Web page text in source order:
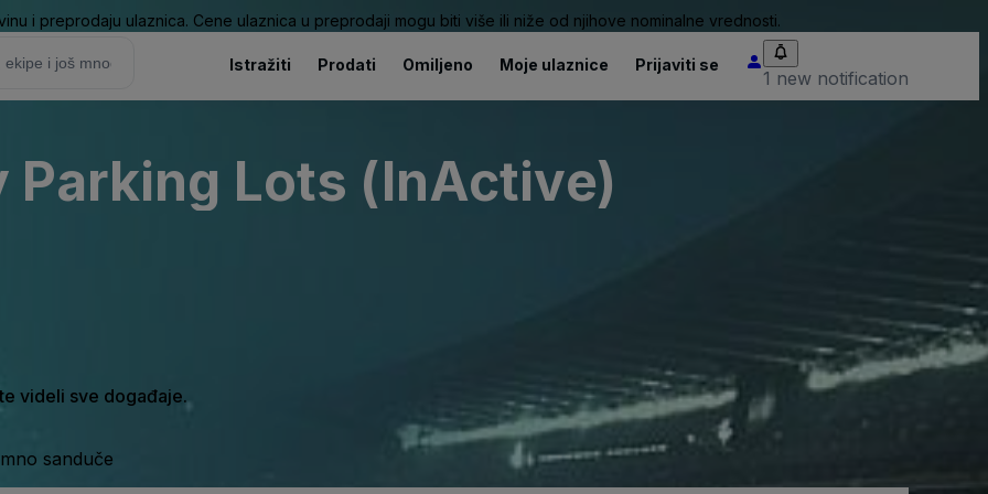
i preprodaju ulaznica. Cene ulaznica u preprodaji mogu biti više ili niže od njihove nominalne vrednosti.
Istražiti Prodati Omiljeno Moje ulaznice Prijaviti se
1 new notification
Lots (InActive)
videli sve događaje.
sanduče